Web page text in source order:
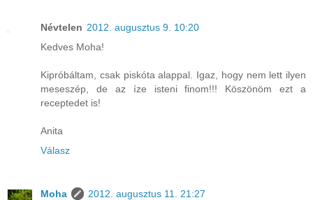
Névtelen 2012. augusztus 9. 10:20
Kedves Moha!
Kipróbáltam, csak piskóta alappal. Igaz, hogy nem lett ilyen
meseszép, de az íze isteni finom!!! Köszönöm ezt a
receptedet is!
Anita
Válasz
Moha
2012. augusztus 11. 21:27